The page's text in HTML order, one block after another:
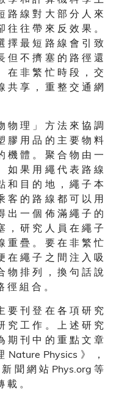
路 線 對 大 部 分 人 來
往 往 帶 來 反 效 果 。
擇 最 短 路 線 會 引 致
但 不 擠 塞 的 路 徑 還
在 非 繁 忙 時 段 ， 交
共 享 ， 重 整 交 通 網
物 理 」 方 法 來 協 調
膠 用 品 的 主 要 物 料
機 體 。 聚 合 物 由 一
如 果 用 繩 代 表 路 線
和 目 的 地 ， 繩 子 本
客 的 路 線 都 可 以 用
出 一 個 佈 滿 繩 子 的
， 研 究 人 員 在 繩 子
重 疊 。 要 在 非 繁 忙
在 繩 子 之 間 注 入 吸
物 排 列 ， 換 句 話 說
徑 組 合 。
要 刊 登 在 各 項 研 究
究 工 作 。 上 述 研 究
期 刊 中 的 重 點 文 章
Nature Physics 》 ，
聞 網 站 Phys.org 等
。